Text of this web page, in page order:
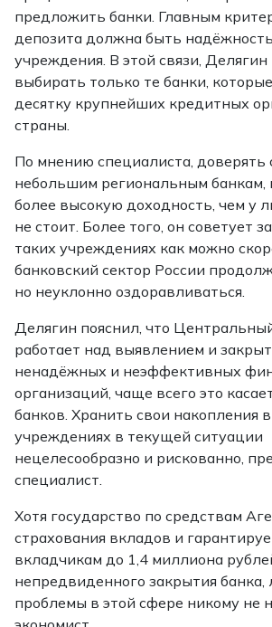
предложить банки. Главным
депозита должна быть
учреждения. В этой связи,
выбирать только те банки,
десятку крупнейших кредитных
страны.
По мнению специалиста, доверять
небольшим региональным
более высокую доходность, чем у
не стоит. Более того, он советует
таких учреждениях как можно
банковский сектор России
но неуклонно оздоравливаться.
Делягин пояснил, что
работает над выявлением и
ненадёжных и неэффективных
организаций, чаще всего это
банков. Хранить свои накопления
учреждениях в текущей ситуации
нецелесообразно и рискованно,
специалист.
Хотя государство по средствам
страхования вкладов и
вкладчикам до 1,4 миллиона
непредвиденного закрытия
проблемы в этой сфере никому не